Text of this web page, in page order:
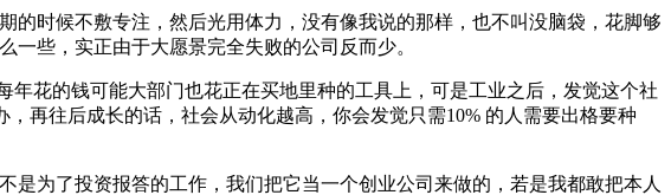
时候不敷专注，然后光用体力，没有像我说的那样，也不叫没脑袋，花脚够
些，实正由于大愿景完全失败的公司反而少。
花的钱可能大部门也花正在买地里种的工具上，可是工业之后，发觉这个社
再往后成长的话，社会从动化越高，你会发觉只需10% 的人需要出格要种
为了投资报答的工作，我们把它当一个创业公司来做的，若是我都敢把本人